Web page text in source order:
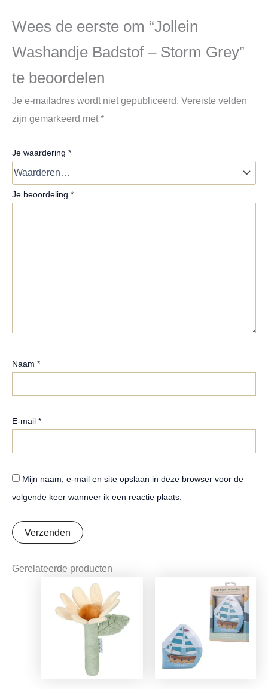
Wees de eerste om “Jollein
Washandje Badstof – Storm Grey”
te beoordelen
Je e-mailadres wordt niet gepubliceerd. Vereiste velden
zijn gemarkeerd met*
Je waardering *
Je beoordeling *
Naam *
E-mail *
Mijn naam, e-mail en site opslaan in deze browser voor de
volgende keer wanneer ik een reactie plaats.
Gerelateerde producten
Oorspronkelijke
prijs
was:
€7,95.
Huidige
prijs
is:
€6,28.
Oorspronkelijke
Huidige
prijs
€7,10.